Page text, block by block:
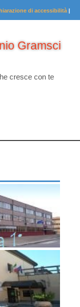
di accessibilità |
Gramsci
cresce con te